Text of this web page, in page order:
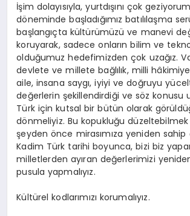
İşim dolayısıyla, yurtdışını çok
döneminde başladığımız batılılaşma
başlangıçta kültürümüzü ve manevi
koruyarak, sadece onların bilim ve
olduğumuz hedefimizden çok uzağız.
devlete ve millete bağlılık, milli
aile, insana saygı, iyiyi ve doğruyu
değerlerin şekillendirdiği ve söz konusu
Türk için kutsal bir bütün olarak
dönmeliyiz. Bu kopukluğu
şeyden önce mirasımıza yeniden sahip
Kadim Türk tarihi boyunca, bizi biz
milletlerden ayıran değerlerimizi
pusula yapmalıyız.
Kültürel kodlarımızı korumalıyız.